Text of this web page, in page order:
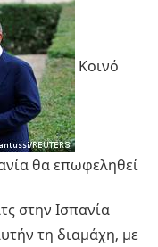
Κοινό
θα επωφεληθεί
στην Ισπανία
τη διαμάχη, με